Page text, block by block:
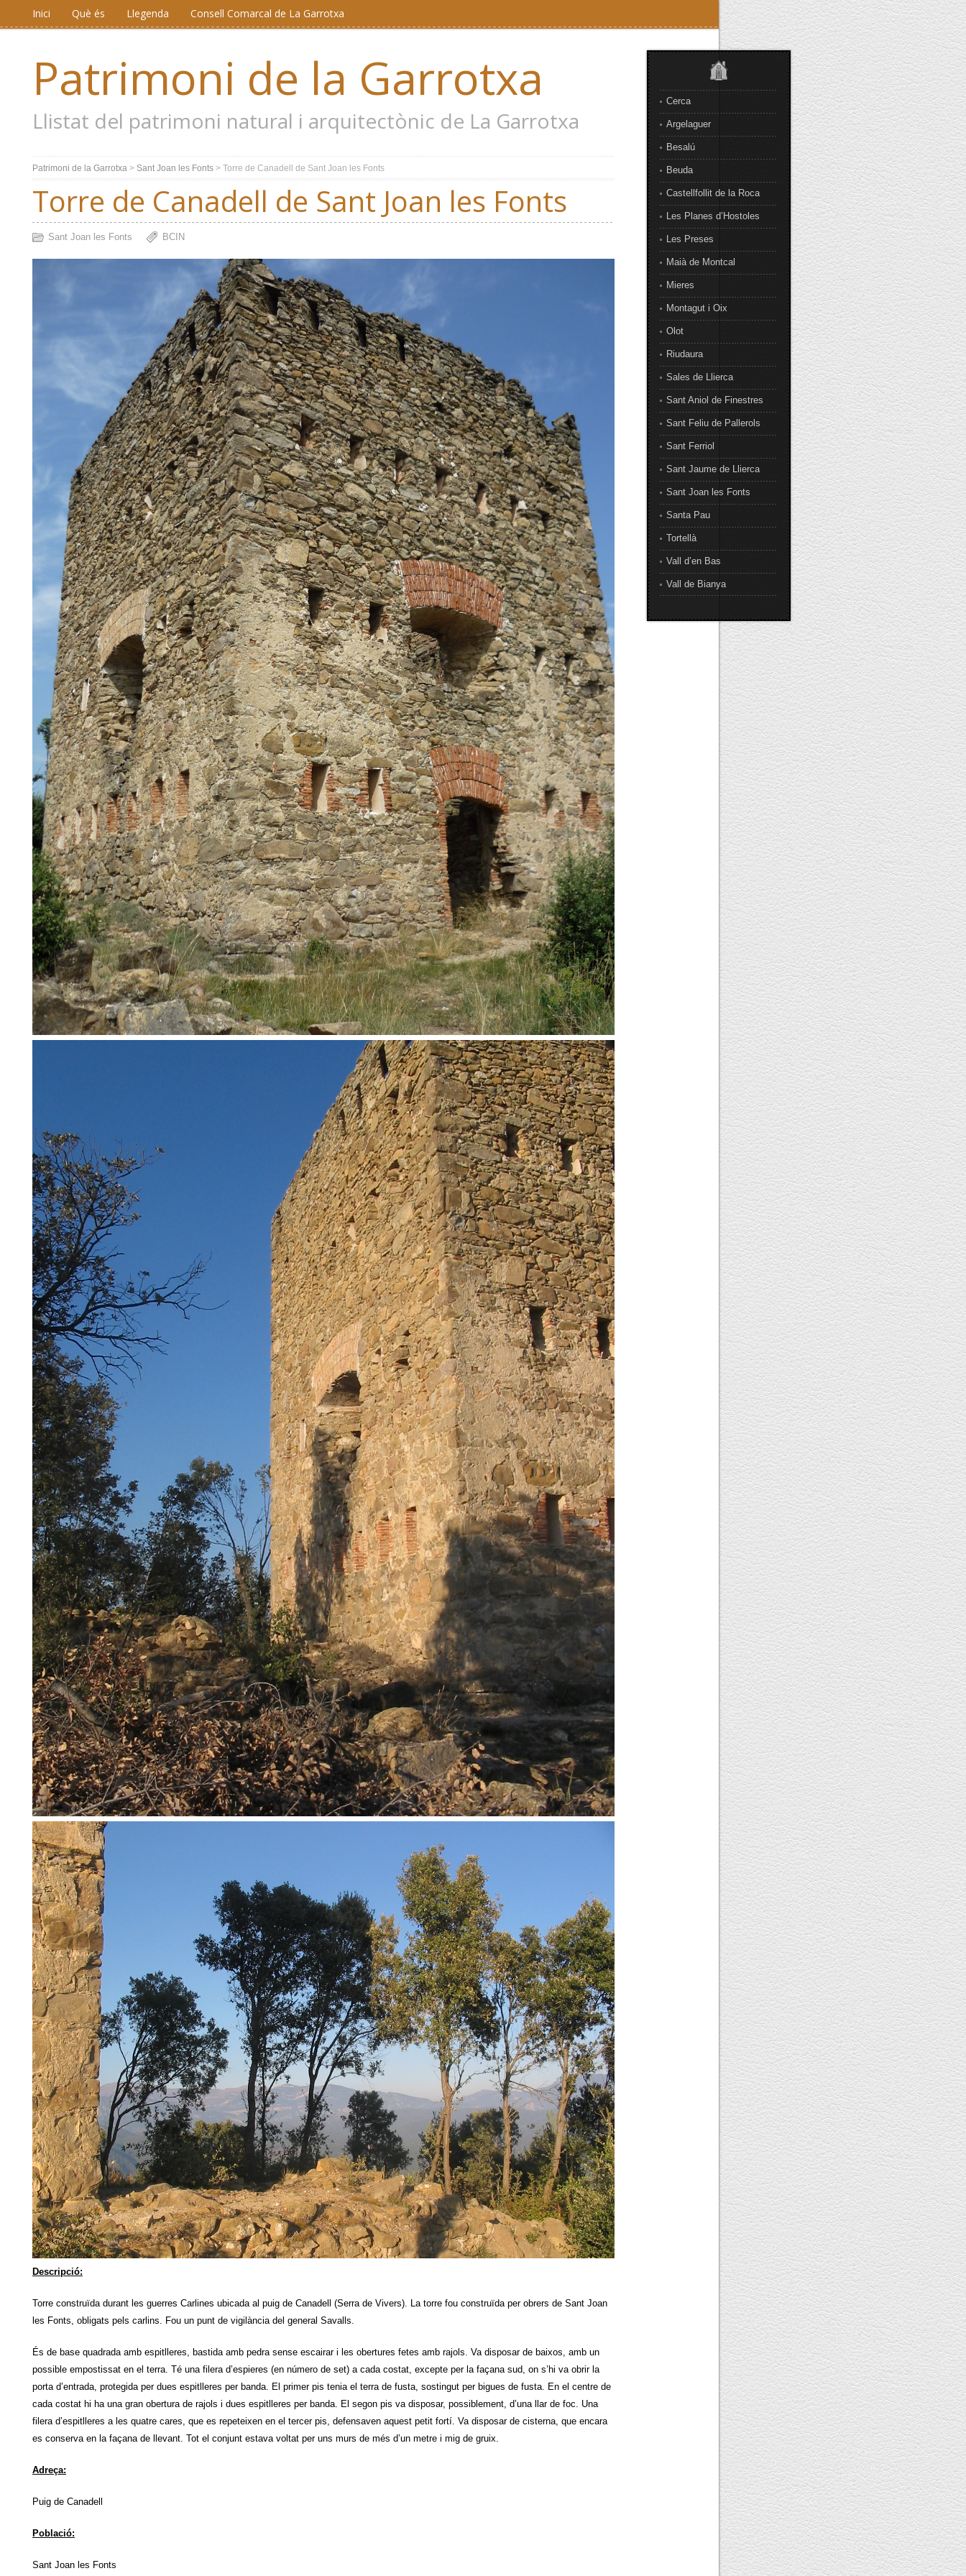
Inici Què és Llegenda Consell Comarcal de La Garrotxa
Patrimoni de la Garrotxa
Llistat del patrimoni natural i arquitectònic de La Garrotxa
Cerca
Argelaguer
Besalú
Beuda
Castellfollit de la Roca
Les Planes d’Hostoles
Les Preses
Maià de Montcal
Mieres
Montagut i Oix
Olot
Riudaura
Sales de Llierca
Sant Aniol de Finestres
Sant Feliu de Pallerols
Sant Ferriol
Sant Jaume de Llierca
Sant Joan les Fonts
Santa Pau
Tortellà
Vall d’en Bas
Vall de Bianya
Patrimoni de la Garrotxa > Sant Joan les Fonts > Torre de Canadell de Sant Joan les Fonts
Torre de Canadell de Sant Joan les Fonts
Sant Joan les Fonts BCIN
Descripció:
Torre construïda durant les guerres Carlines ubicada al puig de Canadell (Serra de Vivers). La torre fou construïda per obrers de Sant Joan
les Fonts, obligats pels carlins. Fou un punt de vigilància del general Savalls.
És de base quadrada amb espitlleres, bastida amb pedra sense escairar i les obertures fetes amb rajols. Va disposar de baixos, amb un
possible empostissat en el terra. Té una filera d’espieres (en número de set) a cada costat, excepte per la façana sud, on s’hi va obrir la
porta d’entrada, protegida per dues espitlleres per banda. El primer pis tenia el terra de fusta, sostingut per bigues de fusta. En el centre de
cada costat hi ha una gran obertura de rajols i dues espitlleres per banda. El segon pis va disposar, possiblement, d’una llar de foc. Una
filera d’espitlleres a les quatre cares, que es repeteixen en el tercer pis, defensaven aquest petit fortí. Va disposar de cisterna, que encara
es conserva en la façana de llevant. Tot el conjunt estava voltat per uns murs de més d’un metre i mig de gruix.
Adreça:
Puig de Canadell
Població:
Sant Joan les Fonts